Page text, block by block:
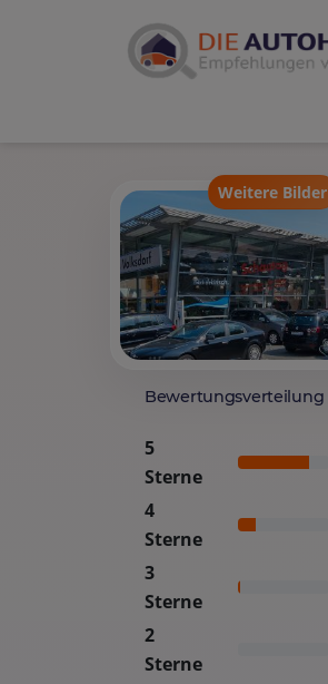
Weitere Bilder
Bewertungsverteilung
5
Sterne
4
Sterne
3
Sterne
2
Sterne